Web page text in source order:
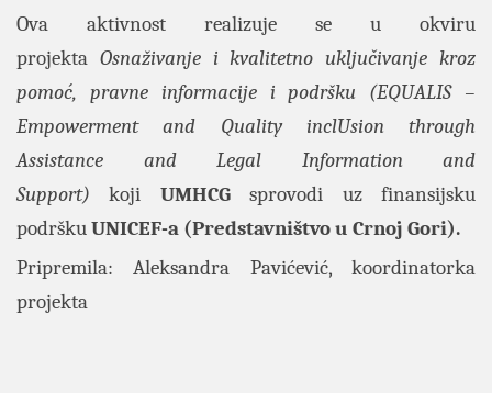
Ova aktivnost realizuje se u okviru
projekta Osnaživanje i kvalitetno uključivanje kroz
pomoć, pravne informacije i podršku (EQUALIS –
Empowerment and Quality inclUsion through
Assistance and Legal Information and
Support) koji UMHCGsprovodi uz finansijsku
podrškuUNICEF-a (Predstavništvo u Crnoj Gori).
Pripremila: Aleksandra Pavićević, koordinatorka
projekta